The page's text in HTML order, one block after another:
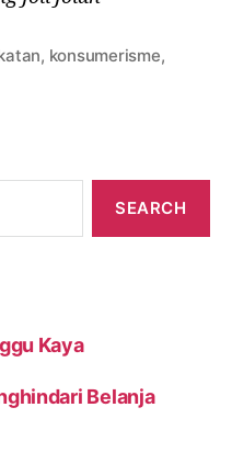
, konsumerisme,
Kaya
Belanja